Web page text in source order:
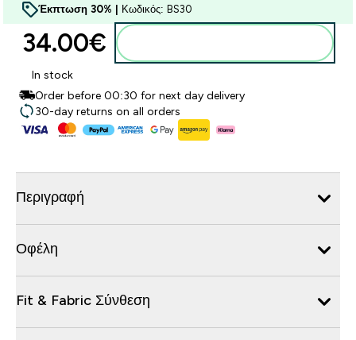
Έκπτωση 30% | Κωδικός: BS30
34.00€‎
In stock
Order before 00:30 for next day delivery
30-day returns on all orders
Περιγραφή
Οφέλη
Fit & Fabric Σύνθεση